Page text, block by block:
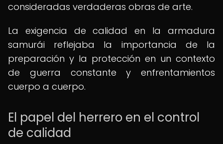
consideradas verdaderas obras de arte.
La exigencia de calidad en la armadura
samurái reflejaba la importancia de la
preparación y la protección en un contexto
de guerra constante y enfrentamientos
cuerpo a cuerpo.
El papel del herrero en el control
de calidad